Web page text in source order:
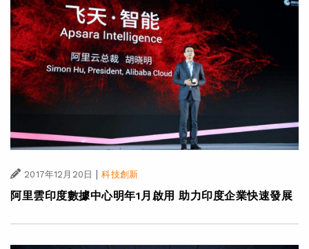
2017年12月20日 | 科技創新
阿里雲印度數據中心明年1月啟用 助力印度企業快速發展